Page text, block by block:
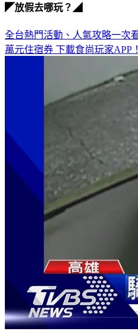
◤放假去哪玩？◢
全台熱門活動、人氣攻略一次
萬元住宿券 下載食尚玩家APP